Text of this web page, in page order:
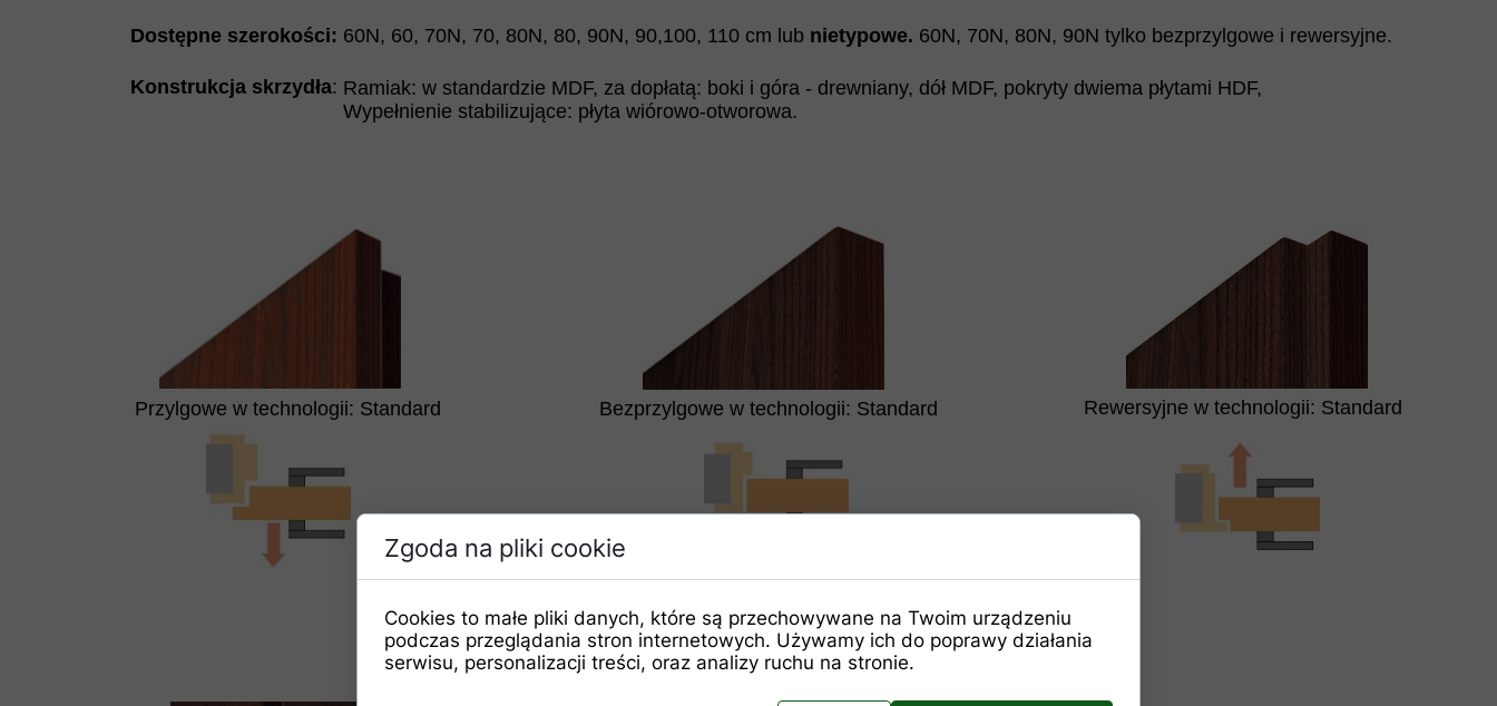
Rewersyjne w technologii: Standard
Bezprzylgowe w technologii: Standard
Ramiak: w standardzie MDF, za dopłatą: boki i góra - drewniany, dół MDF, pokryty dwiema płytami HDF,
Wypełnienie stabilizujące: płyta wiórowo-otworowa.
Konstrukcja skrzydła:
Przylgowe w technologii: Standard
Dostępne szerokości: 60N, 60, 70N, 70, 80N, 80, 90N, 90,100, 110 cm lub nietypowe. 60N, 70N, 80N, 90N tylko bezprzylgowe i rewersyjne.
Zgoda na pliki cookie
Cookies to małe pliki danych, które są przechowywane na Twoim urządzeniu
podczas przeglądania stron internetowych. Używamy ich do poprawy działania
serwisu, personalizacji treści, oraz analizy ruchu na stronie.